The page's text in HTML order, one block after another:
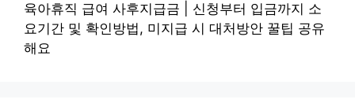
육아휴직 급여 사후지급금 | 신청부터 입금까지 소
요기간 및 확인방법, 미지급 시 대처방안 꿀팁 공유
해요